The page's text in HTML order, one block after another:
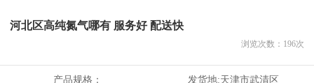
河北区高纯氮气哪有 服务好 配送快
浏览次数： 196次
产品规格： 发货地:天津市武清区